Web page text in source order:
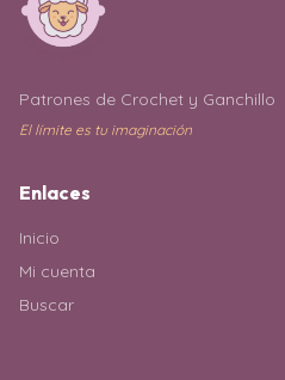
Patrones de Crochet y Ganchillo
El límite es tu imaginación
Enlaces
Inicio
Mi cuenta
Buscar